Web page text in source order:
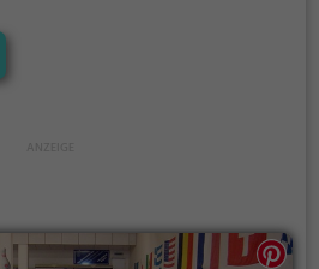
Freizeitbeschäftigung,
und Wettbewerbscharakter